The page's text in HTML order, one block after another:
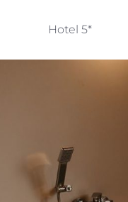
Hotel 5*